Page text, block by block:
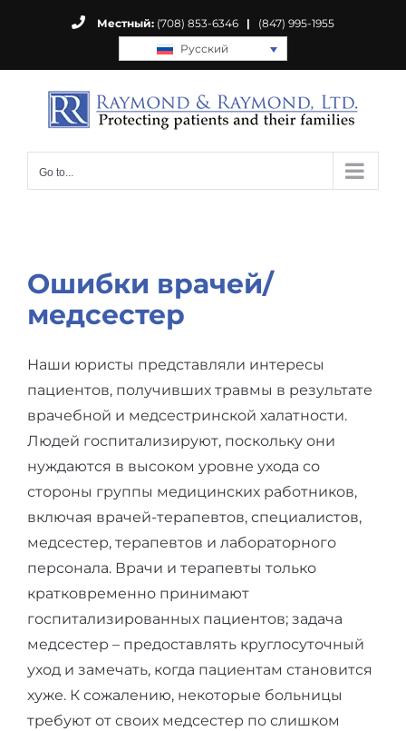
Местный: (708) 853-6346 |
(847) 995-1955
Русский
Go to...
Ошибки врачей/
медсестер
Наши юристы представляли интересы
пациентов, получивших травмы в результате
врачебной и медсестринской халатности.
Людей госпитализируют, поскольку они
нуждаются в высоком уровне ухода со
стороны группы медицинских работников,
включая врачей-терапевтов, специалистов,
медсестер, терапевтов и лабораторного
персонала. Врачи и терапевты только
кратковременно принимают
госпитализированных пациентов; задача
медсестер – предоставлять круглосуточный
уход и замечать, когда пациентам становится
хуже. К сожалению, некоторые больницы
требуют от своих медсестер по слишком